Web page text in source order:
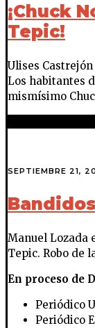
¡Chuck
Tepic!
Ulises
Los habitantes
mismísimo
SEPTIEMBRE 21,
Manuel Lozada
Tepic. Robo de
En proceso de
Periódico
Periódico